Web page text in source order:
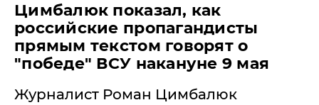
Цимбалюк показал, как
российские пропагандисты
прямым текстом говорят о
"победе" ВСУ накануне 9 мая
Журналист Роман Цимбалюк